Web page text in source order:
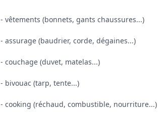
- vêtements (bonnets, gants chaussures...)
- assurage (baudrier, corde, dégaines...)
- couchage (duvet, matelas...)
- bivouac (tarp, tente...)
- cooking (réchaud, combustible, nourriture...)